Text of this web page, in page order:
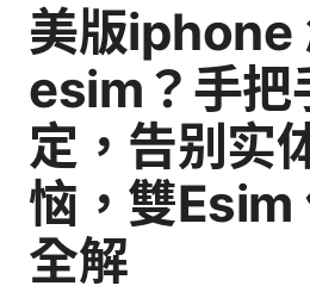
美版iphone
esim？手把
定，告别实
恼，雙Esim
全解